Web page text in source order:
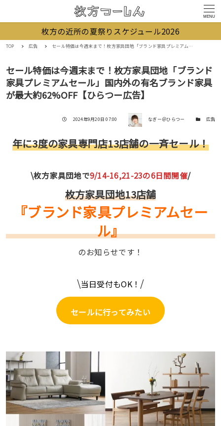
MENU
枚方の近所の夏祭りスケジュール2026
TOP 広告 セール特価は今週末まで！枚方家具団地「ブランド家具プレミアムセール」国内外の有名ブランド家具が最大約62%OFF【ひらつー広告】
セール特価は今週末まで！枚方家具団地「ブランド
家具プレミアムセール」国内外の有名ブランド家具
が最大約62%OFF【ひらつー広告】
投稿日
2024年9月20日 07:00 著者 なぎー＠ひらつー カテゴリー
広告
年に3度の家具専門店13店舗の一斉セール！
\枚方家具団地で9/14-16,21-23の6日間開催/
枚方家具団地13店舗
『ブランド家具プレミアムセー
ル』
のお知らせです！
\当日受付もOK！ /
セールに行ってみたい